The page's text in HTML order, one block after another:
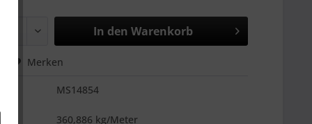
In den Warenkorb
Merken
MS14854
360,886 kg/Meter